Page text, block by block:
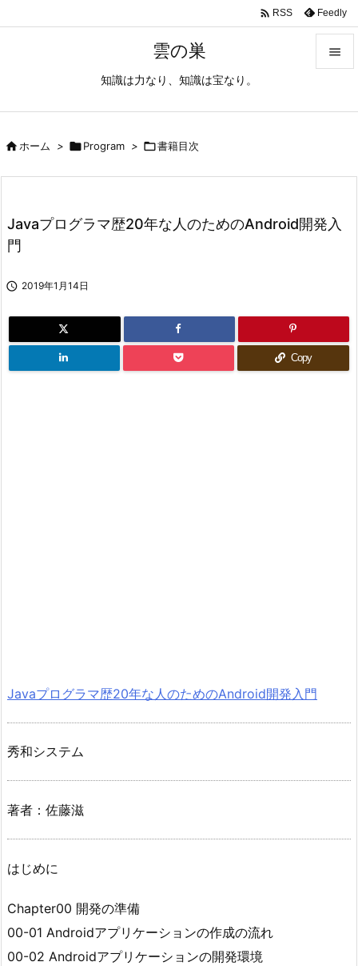
雲の巣
知識は力なり、知識は宝なり。

次へ
 RSS Feedly
ホーム > Program > 書籍目次
Javaプログラマ歴20年な人のためのAndroid開発入
門
 2019年1月14日
Copy
Javaプログラマ歴20年な人のためのAndroid開発入門
秀和システム
著者：佐藤滋
はじめに
Chapter00 開発の準備
00-01 Androidアプリケーションの作成の流れ
00-02 Androidアプリケーションの開発環境